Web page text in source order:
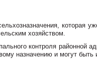
которая
хозяйством.
контроля районной
назначению и могут быть